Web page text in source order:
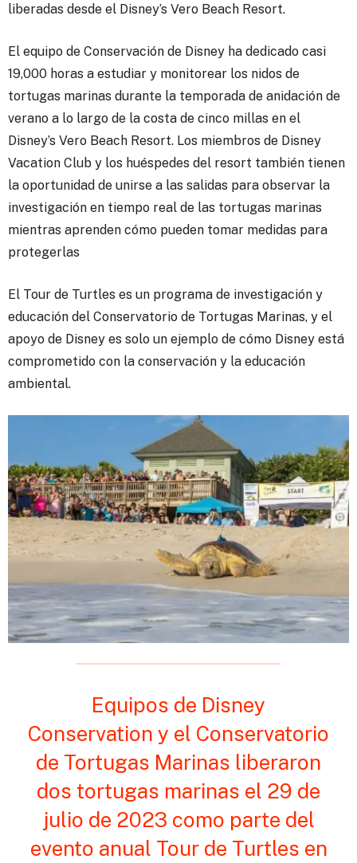
liberadas desde el Disney’s Vero Beach Resort.
El equipo de Conservación de Disney ha dedicado casi
19,000 horas a estudiar y monitorear los nidos de
tortugas marinas durante la temporada de anidación de
verano a lo largo de la costa de cinco millas en el
Disney’s Vero Beach Resort. Los miembros de Disney
Vacation Club y los huéspedes del resort también tienen
la oportunidad de unirse a las salidas para observar la
investigación en tiempo real de las tortugas marinas
mientras aprenden cómo pueden tomar medidas para
protegerlas
El Tour de Turtles es un programa de investigación y
educación del Conservatorio de Tortugas Marinas, y el
apoyo de Disney es solo un ejemplo de cómo Disney está
comprometido con la conservación y la educación
ambiental.
Equipos de Disney
Conservation y el Conservatorio
de Tortugas Marinas liberaron
dos tortugas marinas el 29 de
julio de 2023 como parte del
evento anual Tour de Turtles en